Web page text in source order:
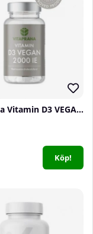
Vitaprana Vitamin D3 VEGAN 2000 IE, 110 caps
Köp!